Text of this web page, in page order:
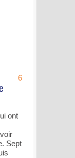
6
ont
Sept